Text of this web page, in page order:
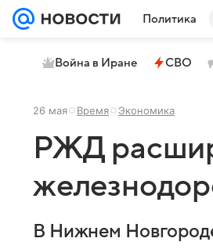
Политика
Война в Иране СВО
26 мая Время Экономика
РЖД
В Нижнем